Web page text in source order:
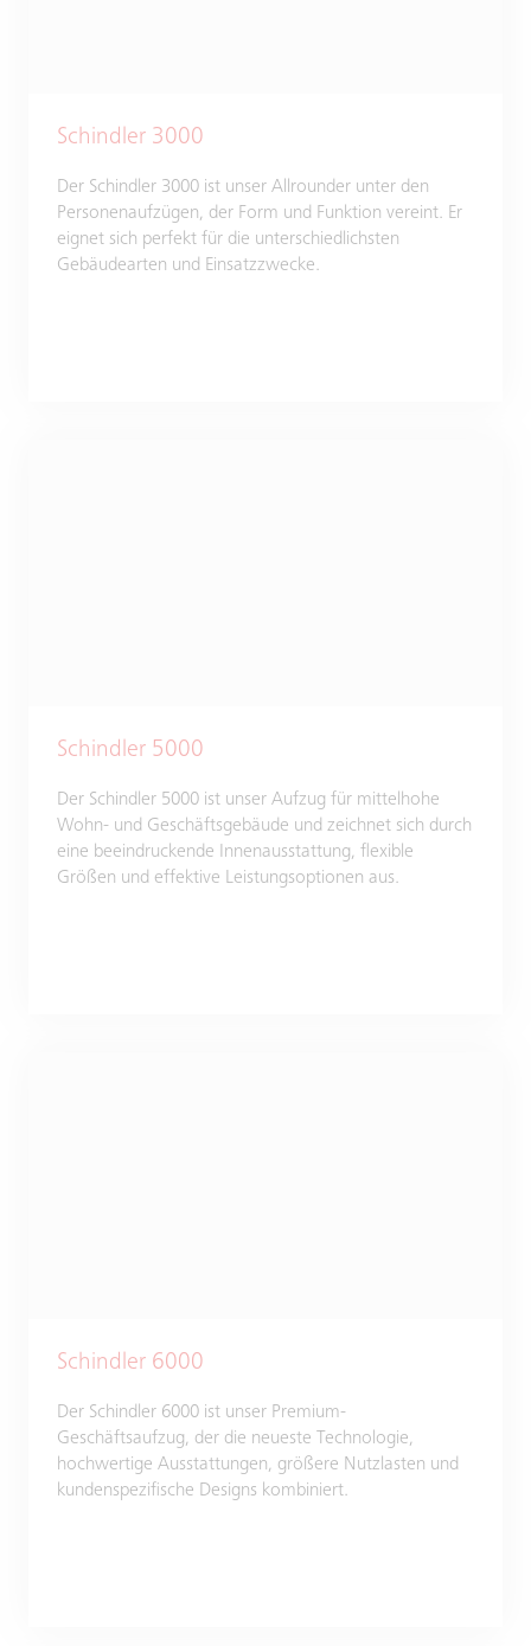
Schindler 3000
Der Schindler 3000 ist unser Allrounder unter den
Personenaufzügen, der Form und Funktion vereint. Er
eignet sich perfekt für die unterschiedlichsten
Gebäudearten und Einsatzzwecke.
Schindler 5000
Der Schindler 5000 ist unser Aufzug für mittelhohe
Wohn- und Geschäftsgebäude und zeichnet sich durch
eine beeindruckende Innenausstattung, flexible
Größen und effektive Leistungsoptionen aus.
Schindler 6000
Der Schindler 6000 ist unser Premium-
Geschäftsaufzug, der die neueste Technologie,
hochwertige Ausstattungen, größere Nutzlasten und
kundenspezifische Designs kombiniert.